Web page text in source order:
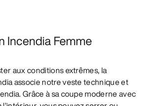
Incendia Femme
aux conditions extrêmes, la
associe notre veste technique et
Grâce à sa coupe moderne avec